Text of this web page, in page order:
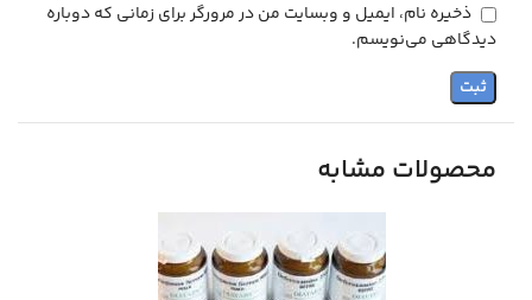
ذخیره نام، ایمیل و وبسایت من در مرورگر برای زمانی که دوباره
دیدگاهی می‌نویسم.
محصولات مشابه